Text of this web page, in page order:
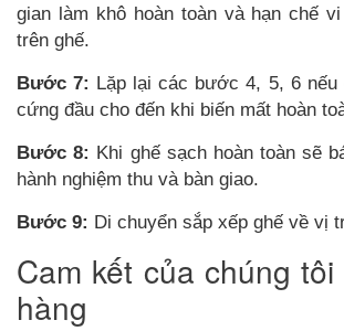
gian làm khô hoàn toàn và hạn chế
trên ghế.
Bước 7: Lặp lại các bước 4, 5, 6 nếu
cứng đầu cho đến khi biến mất hoàn
Bước 8: Khi ghế sạch hoàn toàn sẽ
hành nghiệm thu và bàn giao.
Bước 9: Di chuyển sắp xếp ghế về vị
Cam kết của chúng
hàng